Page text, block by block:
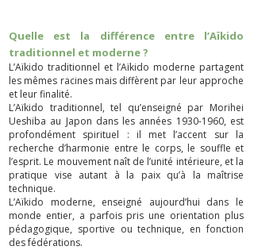
Quelle est la différence entre l’Aïkido
traditionnel et moderne ?
L’Aïkido traditionnel et l’Aïkido moderne partagent
les mêmes racines mais diffèrent par leur approche
et leur finalité.
L’Aïkido traditionnel, tel qu’enseigné par Morihei
Ueshiba au Japon dans les années 1930-1960, est
profondément spirituel : il met l’accent sur la
recherche d’harmonie entre le corps, le souffle et
l’esprit. Le mouvement naît de l’unité intérieure, et la
pratique vise autant à la paix qu’à la maîtrise
technique.
L’Aïkido moderne, enseigné aujourd’hui dans le
monde entier, a parfois pris une orientation plus
pédagogique, sportive ou technique, en fonction
des fédérations.